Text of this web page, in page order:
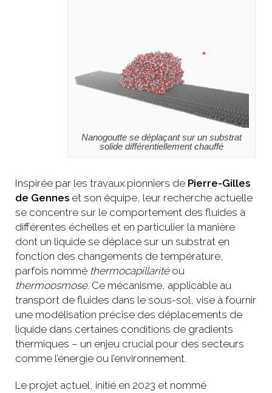
Nanogoutte se déplaçant sur un substrat
solide différentiellement chauffé
Inspirée par les travaux pionniers de Pierre-Gilles
de Gennes et son équipe, leur recherche actuelle
se concentre sur le comportement des fluides à
différentes échelles et en particulier la manière
dont un liquide se déplace sur un substrat en
fonction des changements de température,
parfois nommé thermocapillaritéou
thermoosmose. Ce mécanisme, applicable au
transport de fluides dans le sous-sol, vise à fournir
une modélisation précise des déplacements de
liquide dans certaines conditions de gradients
thermiques – un enjeu crucial pour des secteurs
comme l’énergie ou l’environnement.
Le projet actuel, initié en 2023 et nommé